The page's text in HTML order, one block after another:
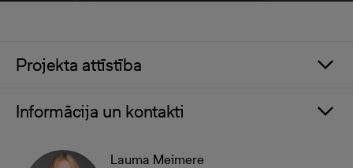
Projekta attīstība
Informācija un kontakti
Lauma Meimere